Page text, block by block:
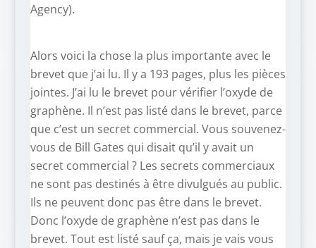
Agency).
Alors voici la chose la plus importante avec le
brevet que j’ai lu. Il y a 193 pages, plus les pièces
jointes. J’ai lu le brevet pour vérifier l’oxyde de
graphène. Il n’est pas listé dans le brevet, parce
que c’est un secret commercial. Vous souvenez-
vous de Bill Gates qui disait qu’il y avait un
secret commercial ? Les secrets commerciaux
ne sont pas destinés à être divulgués au public.
Ils ne peuvent donc pas être dans le brevet.
Donc l’oxyde de graphène n’est pas dans le
brevet. Tout est listé sauf ça, mais je vais vous